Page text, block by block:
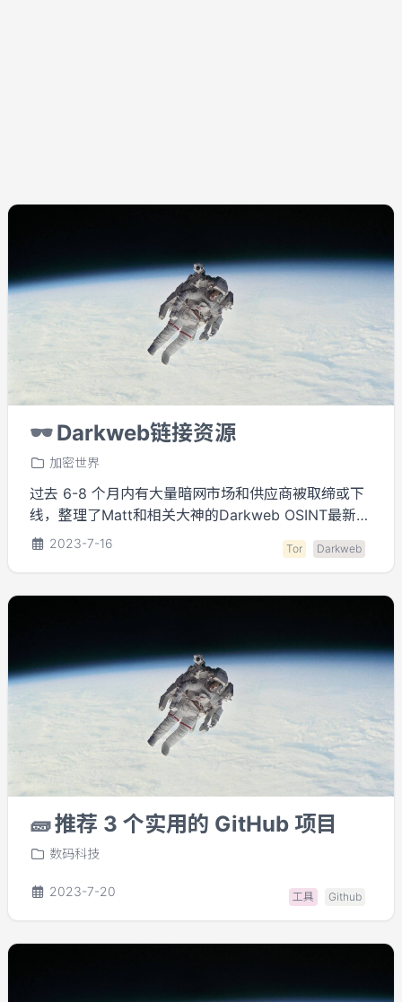
🕶️Darkweb链接资源
加密世界
过去 6-8 个月内有大量暗网市场和供应商被取缔或下
线，整理了Matt和相关大神的Darkweb OSINT最新资
源列表。
2023-7-16 Tor Darkweb
🧱推荐 3 个实用的 GitHub 项目
数码科技
2023-7-20 工具 Github